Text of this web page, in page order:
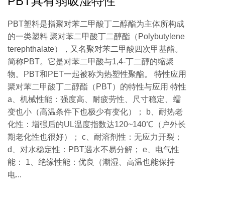
PBT塑料是指聚对苯二甲酸丁二醇酯为主体所构成
的一类塑料 聚对苯二甲酸丁二醇酯（Polybutylene
terephthalate），又名聚对苯二甲酸四次甲基酯。
简称PBT。它是对苯二甲酸与1,4-丁二醇的缩聚
物。PBT和PET一起被称为热塑性聚酯。 特性应用
聚对苯二甲酸丁二醇酯（PBT）的特性与应用 特性
a、机械性能：强度高、耐疲劳性、尺寸稳定、蠕
变也小（高温条件下也极少有变化）； b、耐热老
化性：增强后的UL温度指数达120~140℃（户外长
期老化性也很好）； c、耐溶剂性：无应力开裂；
d、对水稳定性：PBT遇水不易分解； e、电气性
能： 1、绝缘性能：优良（潮湿、高温也能保持
电...